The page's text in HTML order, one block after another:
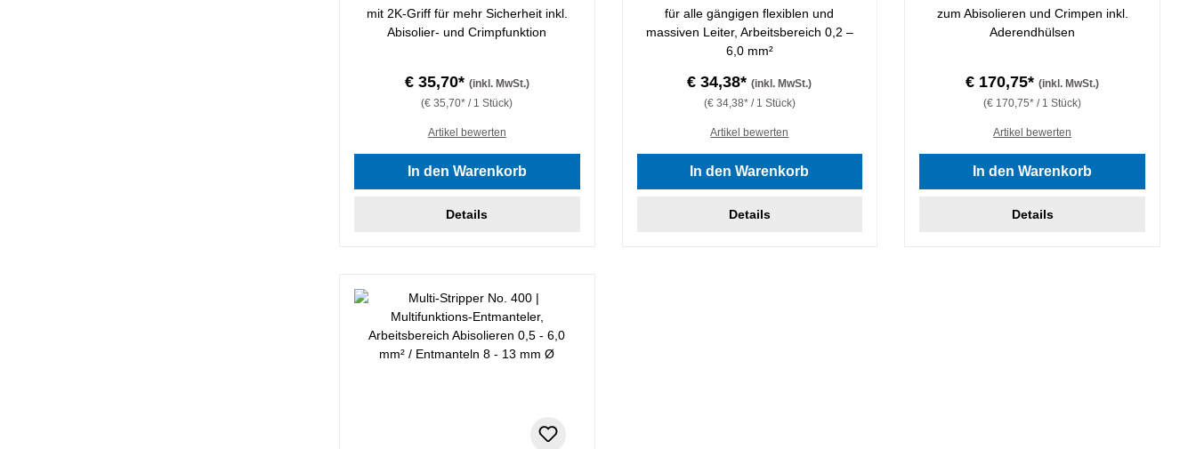
mit 2K-Griff für mehr Sicherheit inkl.
Abisolier- und Crimpfunktion
€ 35,70* (inkl. MwSt.)
(€ 35,70* / 1 Stück)
Artikel bewerten
In den Warenkorb
Details
für alle gängigen flexiblen und
massiven Leiter, Arbeitsbereich 0,2 –
6,0 mm²
€ 34,38*(inkl. MwSt.)
(€ 34,38* / 1 Stück)
Artikel bewerten
In den Warenkorb
Details
zum Abisolieren und Crimpen inkl.
Aderendhülsen
€ 170,75*(inkl. MwSt.)
(€ 170,75* / 1 Stück)
Artikel bewerten
In den Warenkorb
Details